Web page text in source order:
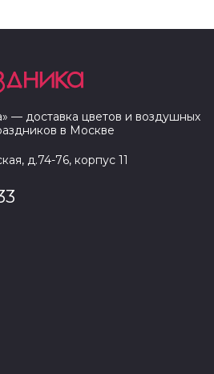
» — доставка цветов и воздушных
в Москве
д.74-76, корпус 11